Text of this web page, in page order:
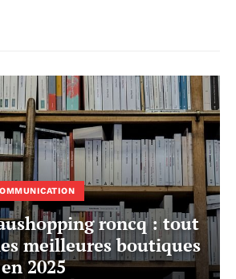
roncq : tout
meilleures boutiques
2025